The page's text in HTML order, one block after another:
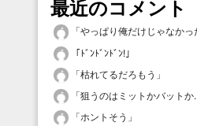
最近のコメント
「やっぱり俺だけじゃなかっ
「 ﾄﾞﾝﾄﾞﾝﾄﾞﾝ! 」
「枯れてるだろもう 」
「狙うのはミットかバット
「ホントそう 」